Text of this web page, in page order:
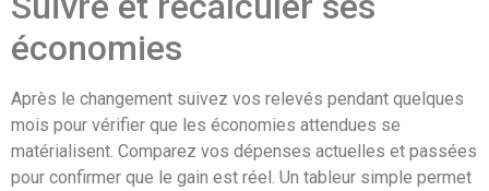
économies
Après le changement suivez vos relevés pendant quelques
mois pour vérifier que les économies attendues se
matérialisent. Comparez vos dépenses actuelles et passées
pour confirmer que le gain est réel. Un tableur simple permet